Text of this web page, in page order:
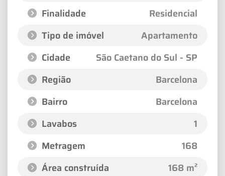
Finalidade
Residencial
Tipo de imóvel
Apartamento
Cidade
São Caetano do Sul - SP
Região
Barcelona
Bairro
Barcelona
Lavabos
1
Metragem
168
Área construída
168 m²